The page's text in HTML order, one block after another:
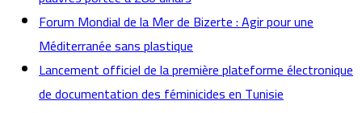
Forum Mondial de la Mer de Bizerte : Agir pour une
Méditerranée sans plastique
Lancement officiel de la première plateforme électronique
de documentation des féminicides en Tunisie